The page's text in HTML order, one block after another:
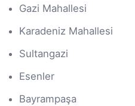
Gazi Mahallesi
Karadeniz Mahallesi
Sultangazi
Esenler
Bayrampaşa